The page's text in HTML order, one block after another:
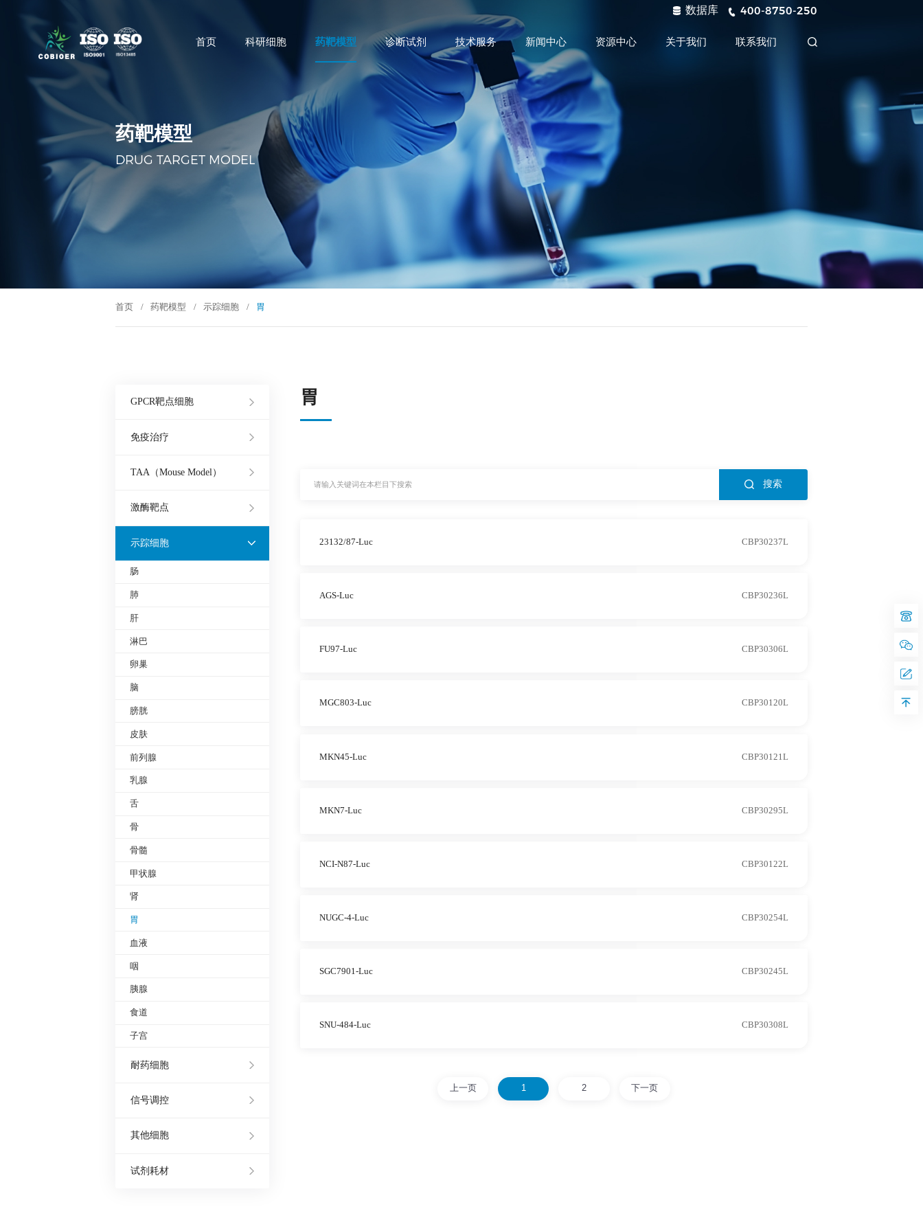
数据库 400-8750-250
首页 科研细胞 药靶模型 诊断试剂 技术服务 新闻中心 资源中心 关于我们 联系我们
药靶模型
DRUG TARGET MODEL
首页 / 药靶模型 / 示踪细胞 / 胃
GPCR靶点细胞
免疫治疗
TAA（Mouse Model）
激酶靶点
示踪细胞
肠
肺
肝
淋巴
卵巢
脑
膀胱
皮肤
前列腺
乳腺
舌
骨
骨髓
甲状腺
肾
胃
血液
咽
胰腺
食道
子宫
耐药细胞
信号调控
其他细胞
试剂耗材
胃
搜索
23132/87-Luc CBP30237L
AGS-Luc CBP30236L
FU97-Luc CBP30306L
MGC803-Luc CBP30120L
MKN45-Luc CBP30121L
MKN7-Luc CBP30295L
NCI-N87-Luc CBP30122L
NUGC-4-Luc CBP30254L
SGC7901-Luc CBP30245L
SNU-484-Luc CBP30308L
上一页 1 2 下一页